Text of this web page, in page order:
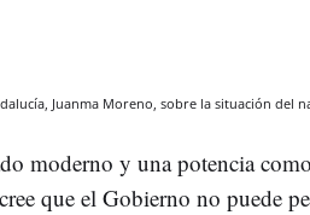
Juanma Moreno, sobre la situación del
moderno y una potencia
que el Gobierno no puede